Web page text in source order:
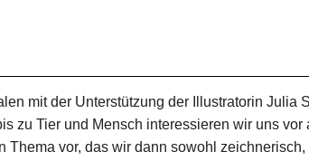
mit der Unterstützung der Illustratorin Julia
zu Tier und Mensch interessieren wir uns vor
vor, das wir dann sowohl